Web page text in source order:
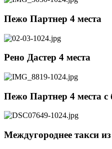
Пежо Партнер 4 места
Рено Дастер 4 места
Пежо Партнер 4 места
Междугороднее такси